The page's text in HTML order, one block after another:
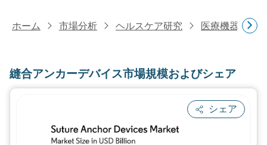
ホーム 市場分析 ヘルスケア研究 医療機器研究
縫合アンカーデバイス市場規模およびシェア
シェア